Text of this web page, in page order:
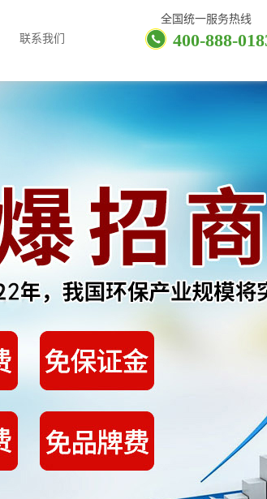
全国统一服务热线
400-888-
联系我们